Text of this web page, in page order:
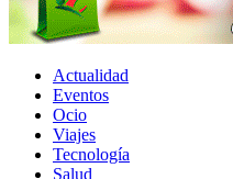
Actualidad
Eventos
Ocio
Viajes
Tecnología
Salud